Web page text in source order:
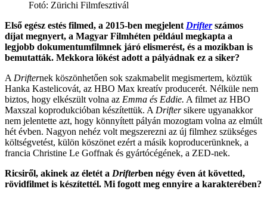
Fotó: Zürichi Filmfesztivál
Első egész estés filmed, a 2015-ben megjelent Drifterszámos
díjat megnyert, a Magyar Filmhéten például megkapta a
legjobb dokumentumfilmnek járó elismerést, és a mozikban is
bemutatták. Mekkora lökést adott a pályádnak ez a siker?
A Drifternek köszönhetően sok szakmabelit megismertem, köztük
Hanka Kastelicovát, az HBO Max kreatív producerét. Nélküle nem
biztos, hogy elkészült volna az Emma és Eddie. A filmet az HBO
Maxszal koprodukcióban készítettük. A Driftersikere ugyanakkor
nem jelentette azt, hogy könnyített pályán mozogtam volna az elmúlt
hét évben. Nagyon nehéz volt megszerezni az új filmhez szükséges
költségvetést, külön köszönet ezért a másik koproducerünknek, a
francia Christine Le Goffnak és gyártócégének, a ZED-nek.
Ricsiről, akinek az életét a Drifterben négy éven át követted,
rövidfilmet is készítettél. Mi fogott meg ennyire a karakterében?